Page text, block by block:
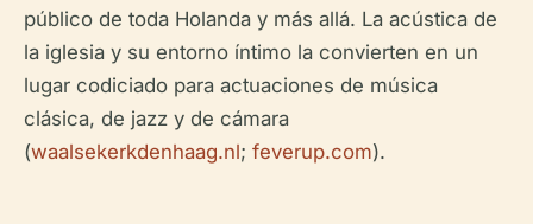
público de toda Holanda y más allá. La acústica de
la iglesia y su entorno íntimo la convierten en un
lugar codiciado para actuaciones de música
clásica, de jazz y de cámara
(waalsekerkdenhaag.nl; feverup.com).